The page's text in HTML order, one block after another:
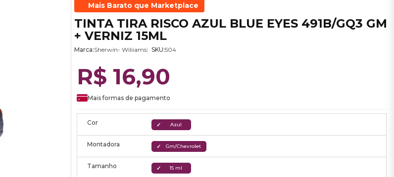
Mais Barato que Marketplace
TINTA TIRA RISCO AZUL BLUE EYES 491B/GQ3 GM
+ VERNIZ 15ML
Marca:Sherwin- Wiliiams SKU:504
R$ 16,90
Mais formas de pagamento
Cor Azul
Montadora Gm/Chevrolet
Tamanho 15 ml